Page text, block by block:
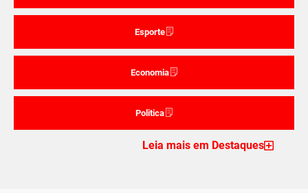
Esporte
Economia
Politica
Leia mais em Destaques